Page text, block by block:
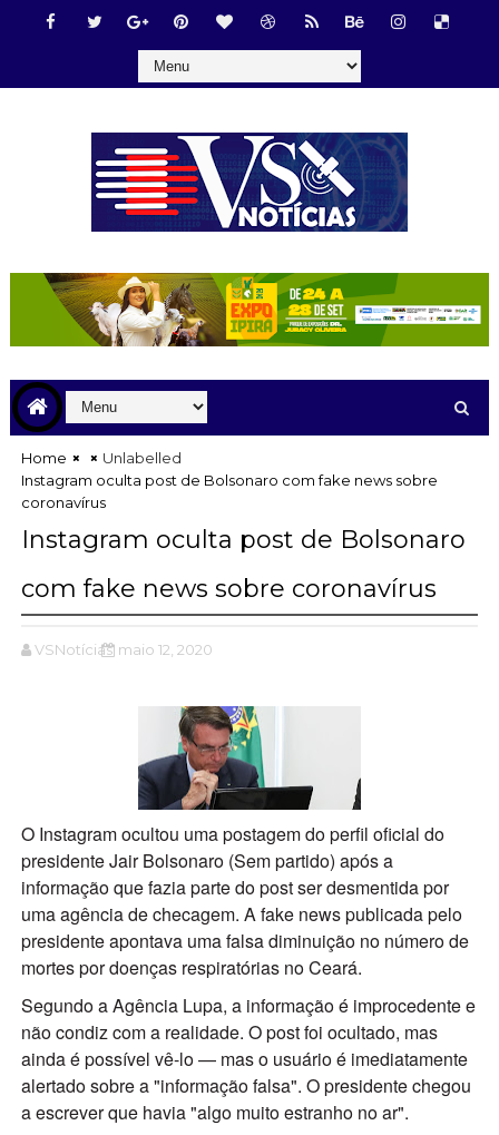
Home
Unlabelled
Instagram oculta post de Bolsonaro com fake news sobre
coronavírus
Instagram oculta post de Bolsonaro
com fake news sobre coronavírus
VSNotícias maio 12, 2020
O Instagram ocultou uma postagem do perfil oficial do
presidente Jair Bolsonaro (Sem partido) após a
informação que fazia parte do post ser desmentida por
uma agência de checagem. A fake news publicada pelo
presidente apontava uma falsa diminuição no número de
mortes por doenças respiratórias no Ceará.
Segundo a Agência Lupa, a informação é improcedente e
não condiz com a realidade. O post foi ocultado, mas
ainda é possível vê-lo — mas o usuário é imediatamente
alertado sobre a "informação falsa". O presidente chegou
a escrever que havia "algo muito estranho no ar".